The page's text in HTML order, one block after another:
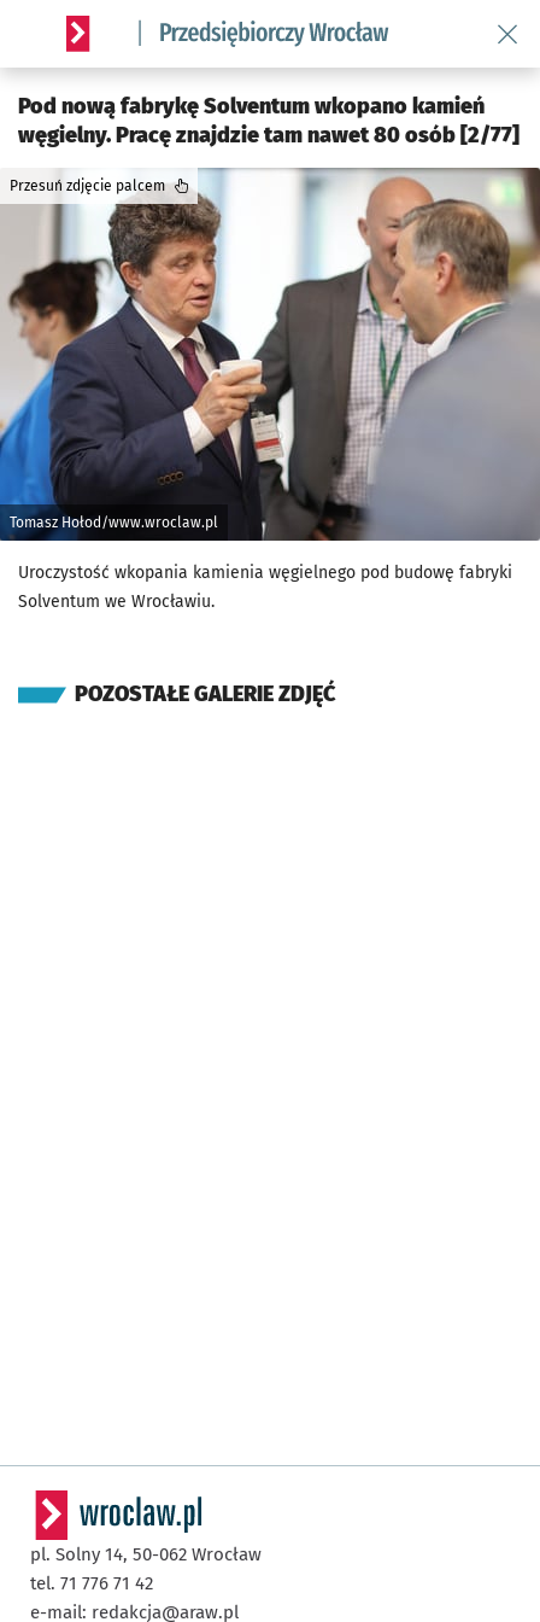
Serwis informacyjny wroclaw.pl podserwis: Strategia
Pod nową fabrykę Solventum wkopano kamień
węgielny. Pracę znajdzie tam nawet 80 osób [2/77]
Tomasz Hołod/www.wroclaw.pl
Przesuń zdjęcie palcem
Uroczystość wkopania kamienia węgielnego pod budowę fabryki
Solventum we Wrocławiu.
POZOSTAŁE GALERIE ZDJĘĆ
pl. Solny 14, 50-062 Wrocław
tel. 71 776 71 42
e-mail: redakcja@araw.pl